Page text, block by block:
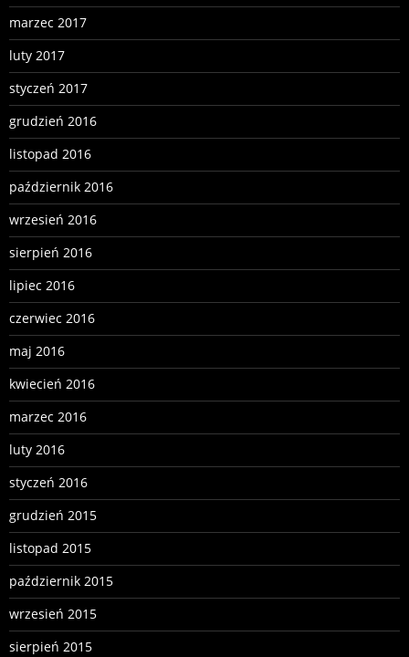
marzec 2017
luty 2017
styczeń 2017
grudzień 2016
listopad 2016
październik 2016
wrzesień 2016
sierpień 2016
lipiec 2016
czerwiec 2016
maj 2016
kwiecień 2016
marzec 2016
luty 2016
styczeń 2016
grudzień 2015
listopad 2015
październik 2015
wrzesień 2015
sierpień 2015